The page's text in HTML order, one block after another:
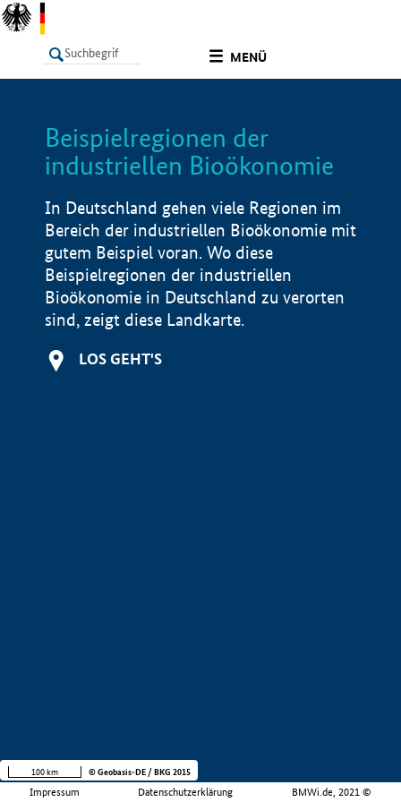
MENÜ
LISTE
Beispielregionen der
industriellen Bioökonomie
In Deutschland gehen viele Regionen im
Bereich der industriellen Bioökonomie mit
gutem Beispiel voran. Wo diese
Beispielregionen der industriellen
Bioökonomie in Deutschland zu verorten
sind, zeigt diese Landkarte.
LOS GEHT'S
Impressum Datenschutzerklärung BMWi.de, 2021 ©
100 km © Geobasis-DE / BKG 2015